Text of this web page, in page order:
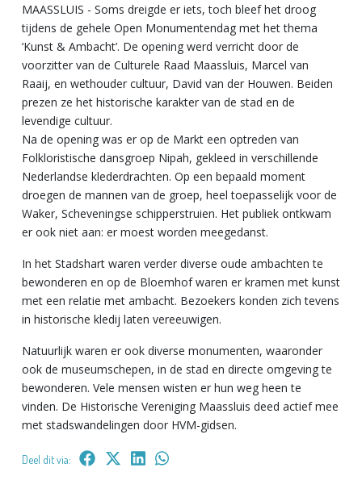
MAASSLUIS - Soms dreigde er iets, toch bleef het droog
tijdens de gehele Open Monumentendag met het thema
‘Kunst & Ambacht’. De opening werd verricht door de
voorzitter van de Culturele Raad Maassluis, Marcel van
Raaij, en wethouder cultuur, David van der Houwen. Beiden
prezen ze het historische karakter van de stad en de
levendige cultuur.
Na de opening was er op de Markt een optreden van
Folkloristische dansgroep Nipah, gekleed in verschillende
Nederlandse klederdrachten. Op een bepaald moment
droegen de mannen van de groep, heel toepasselijk voor de
Waker, Scheveningse schipperstruien. Het publiek ontkwam
er ook niet aan: er moest worden meegedanst.
In het Stadshart waren verder diverse oude ambachten te
bewonderen en op de Bloemhof waren er kramen met kunst
met een relatie met ambacht. Bezoekers konden zich tevens
in historische kledij laten vereeuwigen.
Natuurlijk waren er ook diverse monumenten, waaronder
ook de museumschepen, in de stad en directe omgeving te
bewonderen. Vele mensen wisten er hun weg heen te
vinden. De Historische Vereniging Maassluis deed actief mee
met stadswandelingen door HVM-gidsen.
Deel dit via: